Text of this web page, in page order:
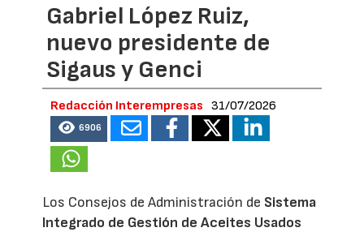
Gabriel López Ruiz,
nuevo presidente de
Sigaus y Genci
Redacción Interempresas 31/07/2026
6906
Los Consejos de Administración de Sistema
Integrado de Gestión de Aceites Usados